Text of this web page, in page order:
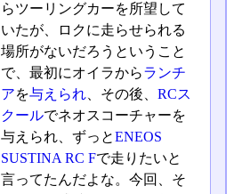
らツーリングカーを所望して
いたが、ロクに走らせられる
場所がないだろうということ
で、最初にオイラからランチ
アを与えられ、その後、 RCス
クールでネオスコーチャーを
与えられ、ずっとENEOS
SUSTINA RC Fで走りたいと
言ってたんだよな。今回、そ